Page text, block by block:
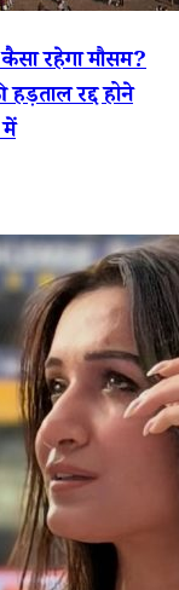
रहेगा मौसम?
हड़ताल रद्द होने